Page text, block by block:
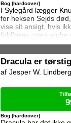
I Sylegård lægger
for heksen Sejds
vise sit ansigt, hvis
fuldføres, men andre
vampyrdæmonen ...
ændret sig i Kvæhl
advare heksen, der
gryden ...
Bog (hardcover)
Dracula er tørstig
Bog (hardcover)
Jesper W.